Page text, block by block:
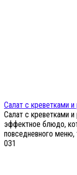
Салат с креветками и
Салат с креветками
эффектное блюдо,
повседневного меню,
031